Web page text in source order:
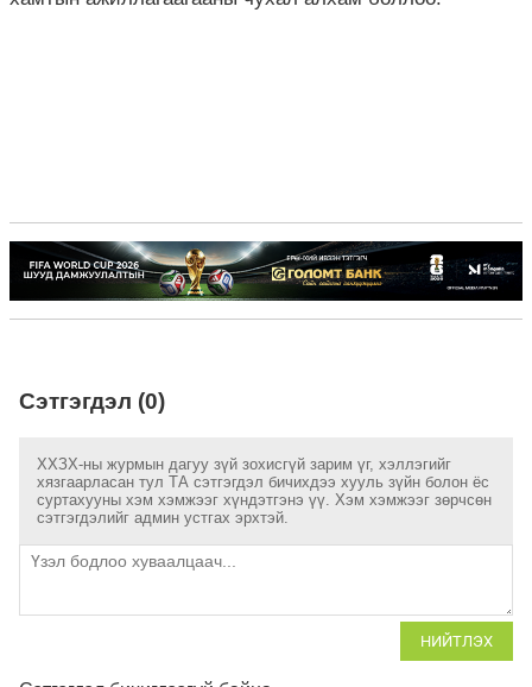
Сэтгэгдэл (0)
ХХЗХ-ны журмын дагуу зүй зохисгүй зарим үг, хэллэгийг
хязгаарласан тул ТА сэтгэгдэл бичихдээ хууль зүйн болон ёс
суртахууны хэм хэмжээг хүндэтгэнэ үү. Хэм хэмжээг зөрчсөн
сэтгэгдэлийг админ устгах эрхтэй.
НИЙТЛЭХ